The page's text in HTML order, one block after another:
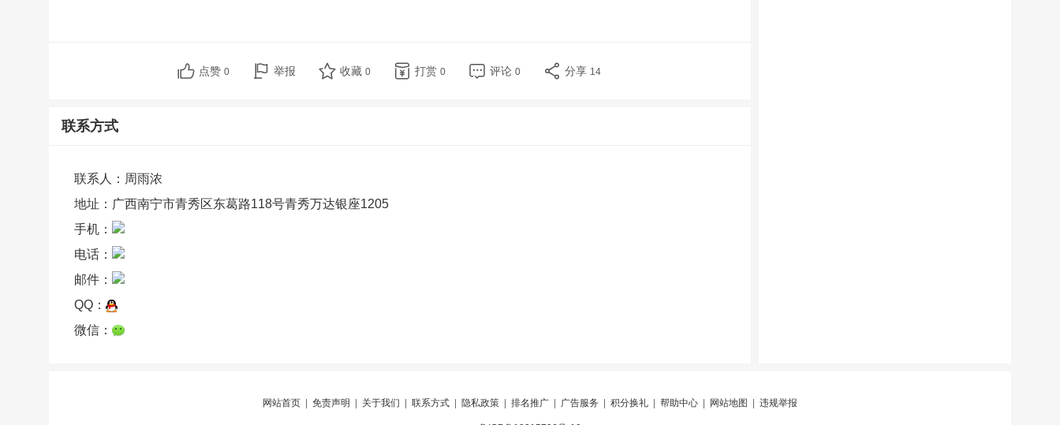
点赞 0 举报 收藏 0 打赏 0 评论 0 分享 14
联系方式
联系人：周雨浓
地址：广西南宁市青秀区东葛路118号青秀万达银座1205
手机：
电话：
邮件：
QQ：
微信：
网站首页 免责声明 关于我们 联系方式 隐私政策 排名推广 广告服务 积分换礼 帮助中心 网站地图 违规举报